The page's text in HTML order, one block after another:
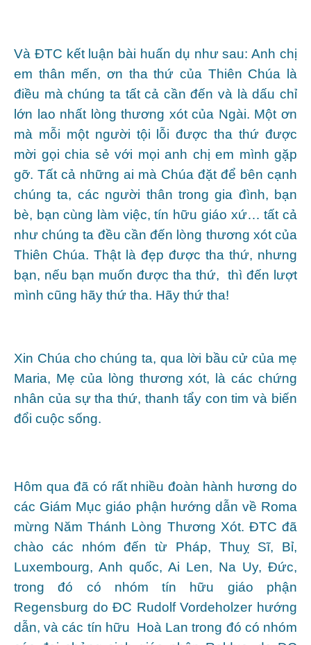
Và ĐTC kết luận bài huấn dụ như sau: Anh chị
em thân mến, ơn tha thứ của Thiên Chúa là
điều mà chúng ta tất cả cần đến và là dấu chỉ
lớn lao nhất lòng thương xót của Ngài. Một ơn
mà mỗi một người tội lỗi được tha thứ được
mời gọi chia sẻ với mọi anh chị em mình gặp
gỡ. Tất cả những ai mà Chúa đặt để bên cạnh
chúng ta, các người thân trong gia đình, bạn
bè, bạn cùng làm việc, tín hữu giáo xứ… tất cả
như chúng ta đều cần đến lòng thương xót của
Thiên Chúa. Thật là đẹp được tha thứ, nhưng
bạn, nếu bạn muốn được tha thứ, thì đến lượt
mình cũng hãy thứ tha. Hãy thứ tha!
Xin Chúa cho chúng ta, qua lời bầu cử của mẹ
Maria, Mẹ của lòng thương xót, là các chứng
nhân của sự tha thứ, thanh tẩy con tim và biến
đổi cuộc sống.
Hôm qua đã có rất nhiều đoàn hành hương do
các Giám Mục giáo phận hướng dẫn về Roma
mừng Năm Thánh Lòng Thương Xót. ĐTC đã
chào các nhóm đến từ Pháp, Thuỵ Sĩ, Bỉ,
Luxembourg, Anh quốc, Ai Len, Na Uy, Đức,
trong đó có nhóm tín hữu giáo phận
Regensburg do ĐC Rudolf Vordeholzer hướng
dẫn, và các tín hữu Hoà Lan trong đó có nhóm